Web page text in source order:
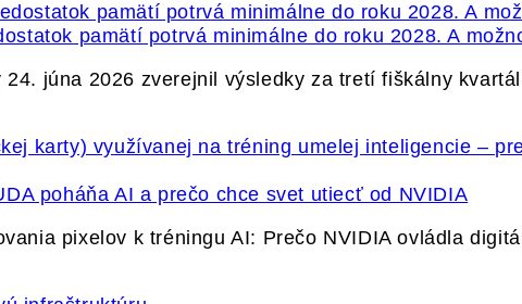
pamätí potrvá minimálne do roku 2028. A
24. júna 2026 zverejnil výsledky za tretí fiškálny
poháňa AI a prečo chce svet utiecť od NVIDIA
pixelov k tréningu AI: Prečo NVIDIA ovládla